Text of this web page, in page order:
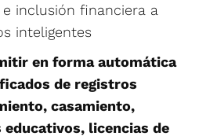
inclusión financiera a
inteligentes
en forma automática
de registros
casamiento,
licencias de